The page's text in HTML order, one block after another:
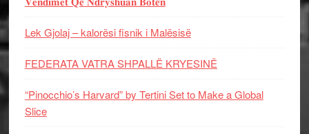
Lek Gjolaj – kalorësi fisnik i Malësisë
FEDERATA VATRA SHPALLË KRYESINË
“Pinocchio’s Harvard” by Tertini Set to Make a Global
Slice